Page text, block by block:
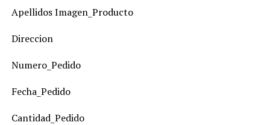
Apellidos Imagen_Producto
Direccion
Numero_Pedido
Fecha_Pedido
Cantidad_Pedido